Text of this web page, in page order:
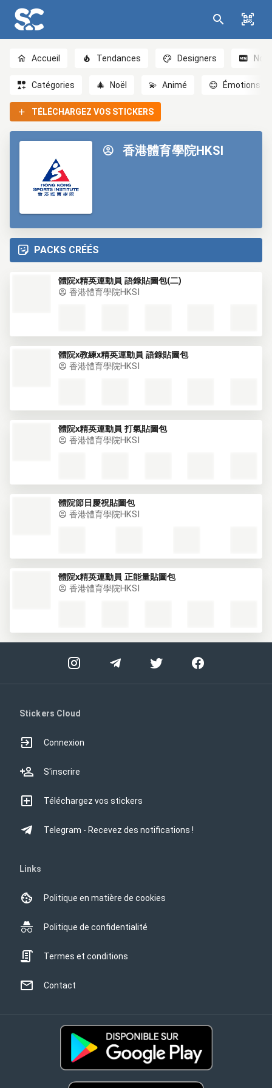
Accueil Tendances Designers
Catégories 🎄 Noël 💫 Animé 😊 Émotions
TÉLÉCHARGEZ VOS STICKERS
香港體育學院HKSI
PACKS CRÉÉS
體院x精英運動員 語錄貼圖包(二)
香港體育學院HKSI
體院x教練x精英運動員 語錄貼圖包
香港體育學院HKSI
體院x精英運動員 打氣貼圖包
香港體育學院HKSI
體院節日慶祝貼圖包
香港體育學院HKSI
體院x精英運動員 正能量貼圖包
香港體育學院HKSI
Stickers Cloud
Connexion
S'inscrire
Téléchargez vos stickers
Telegram - Recevez des notifications !
Links
Politique en matière de cookies
Politique de confidentialité
Termes et conditions
Contact